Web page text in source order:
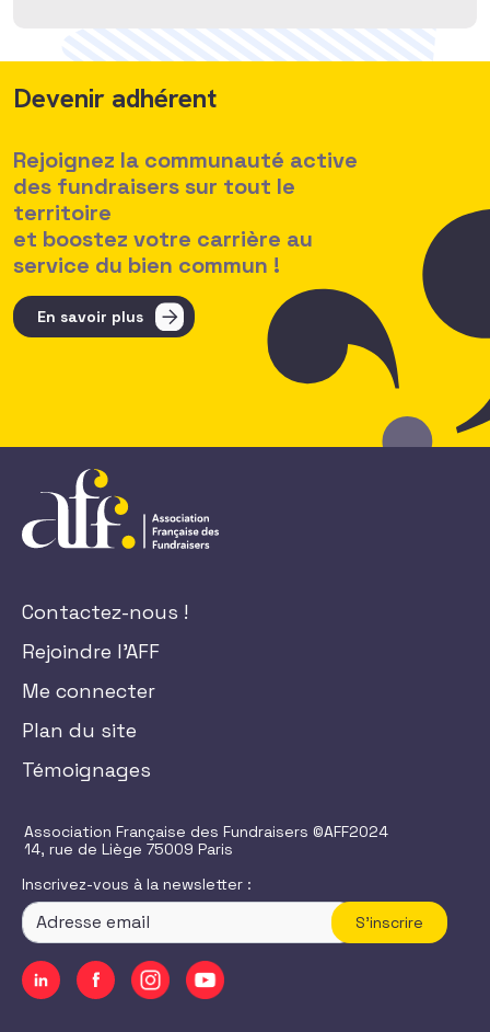
Devenir adhérent
Rejoignez la communauté active
des fundraisers sur tout le
territoire
et boostez votre carrière au
service du bien commun !
En savoir plus
Contactez-nous !
Rejoindre l'AFF
Me connecter
Plan du site
Témoignages
Association Française des Fundraisers ©AFF2024
14, rue de Liège 75009 Paris
Inscrivez-vous à la newsletter :
S'inscrire